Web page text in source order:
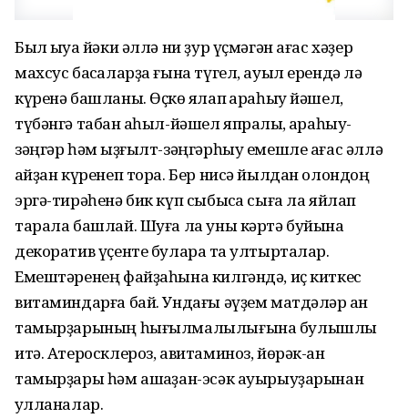
Был ҡыуаҡ йәки әллә ни ҙур үҫмәгән ағас хәҙер
махсус баҡсаларҙа ғына түгел, ауыл ерендә лә
күренә башланы. Өҫкө яҡлап ҡараһыу йәшел,
түбәнгә табан аҡһыл-йәшел япраҡлы, ҡараһыу-
зәңгәр һәм ҡыҙғылт-зәңгәрһыу емешле ағас әллә
ҡайҙан күренеп тора. Бер нисә йылдан олондоң
эргә-тирәһенә бик күп сыбыҡса сыға ла яйлап
тарала башлай. Шуға ла уны кәртә буйына
декоратив үҫенте булараҡ та ултырталар.
Емештәренең файҙаһына килгәндә, иҫ киткес
витамин­дарға бай. Ундағы әүҙем матдәләр ҡан
тамырҙарының һығылмалылы­ғына булышлыҡ
итә. Атеросклероз, авитаминоз, йөрәк-ҡан
тамырҙары һәм ашҡаҙан-эсәк ауырыуҙарынан
ҡулланалар.